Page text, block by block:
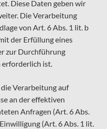
Diese Daten geben wir
Die Verarbeitung
von Art. 6 Abs. 1 lit. b
der Erfüllung eines
zur Durchführung
ist.
Verarbeitung auf
an der effektiven
Anfragen (Art. 6 Abs.
(Art. 6 Abs. 1 lit.